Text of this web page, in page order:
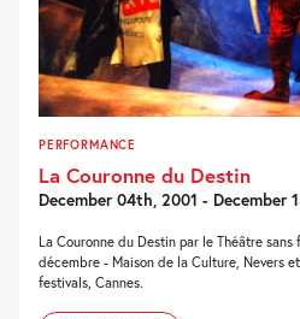
PERFORMANCE
La Couronne du Destin
December 04th, 2001 - December
La Couronne du Destin par le Théâtre sans
décembre - Maison de la Culture, Nevers
festivals, Cannes.